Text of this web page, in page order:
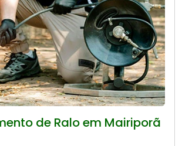
de Ralo em Mairiporã